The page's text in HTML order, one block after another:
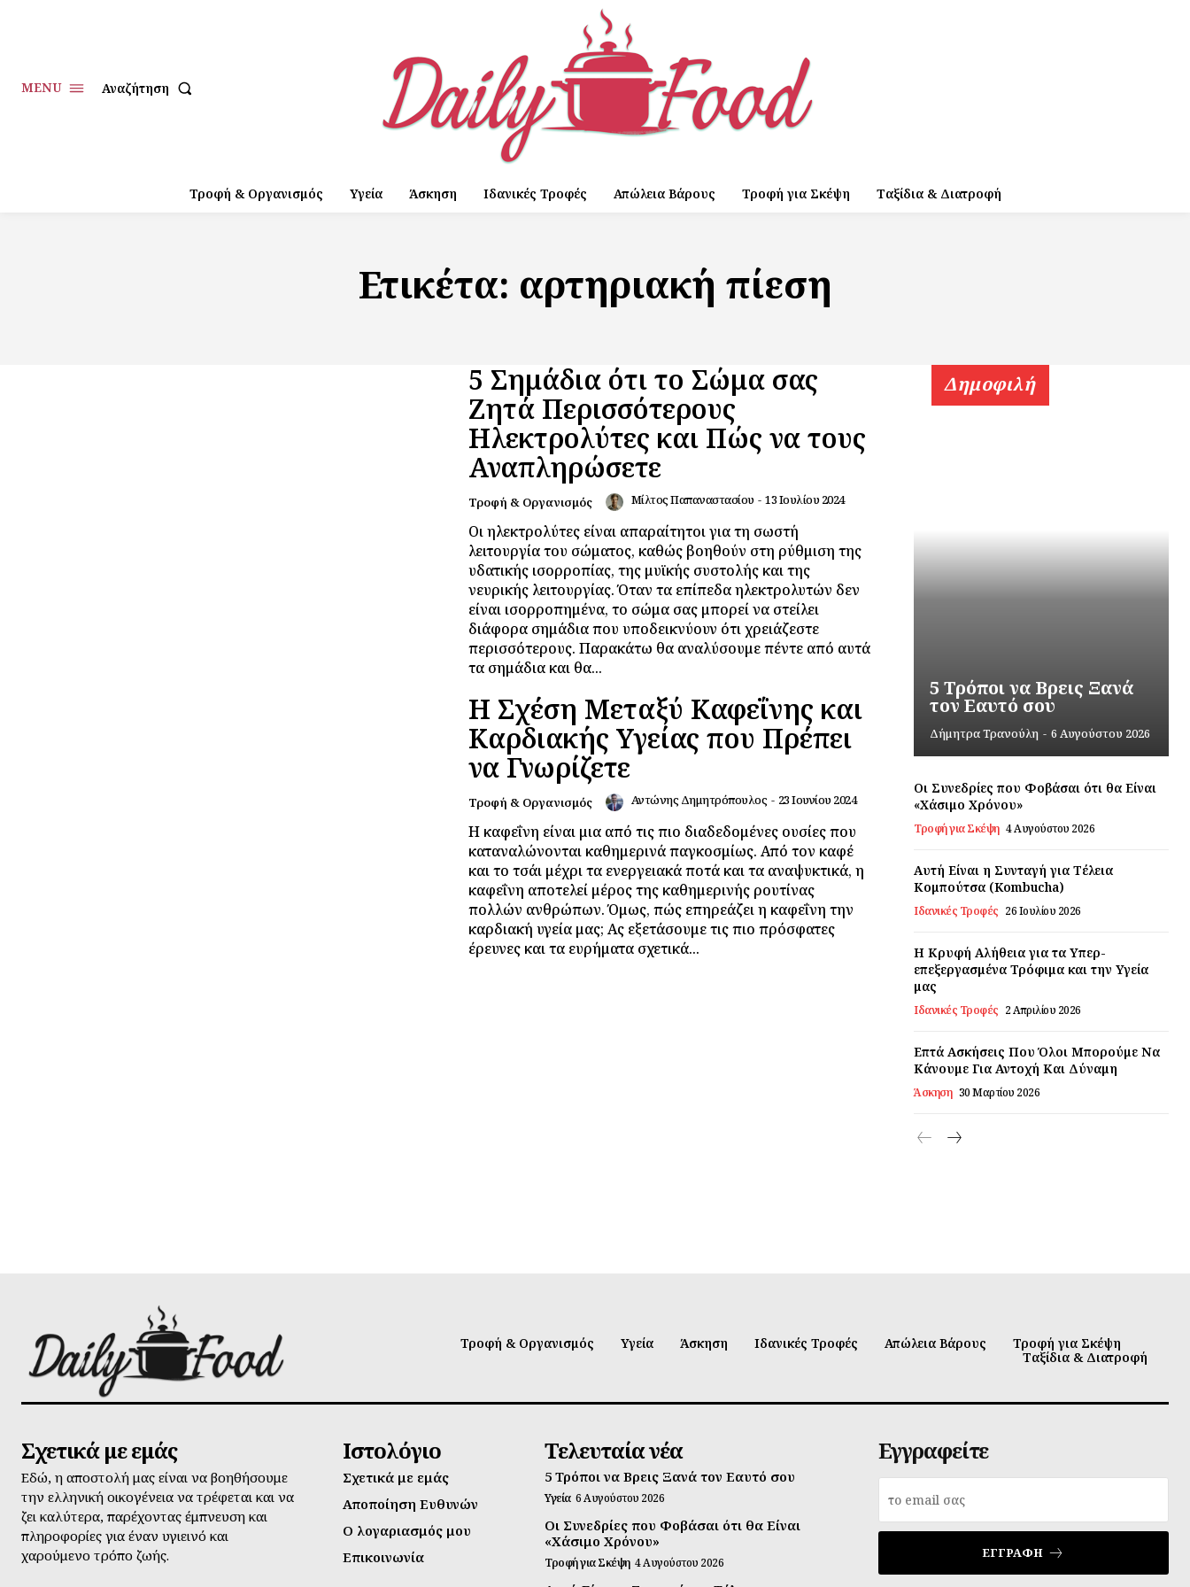
MENU Αναζήτηση
Τροφή & Οργανισμός Υγεία Άσκηση Ιδανικές Τροφές Απώλεια Βάρους Τροφή για Σκέψη Ταξίδια & Διατροφή
Ετικέτα: αρτηριακή πίεση
5 Σημάδια ότι το Σώμα σας
Ζητά Περισσότερους
Ηλεκτρολύτες και Πώς να τους
Αναπληρώσετε
Τροφή & Οργανισμός Μίλτος Παπαναστασίου - 13 Ιουλίου 2024
Οι ηλεκτρολύτες είναι απαραίτητοι για τη σωστή
λειτουργία του σώματος, καθώς βοηθούν στη ρύθμιση της
υδατικής ισορροπίας, της μυϊκής συστολής και της
νευρικής λειτουργίας. Όταν τα επίπεδα ηλεκτρολυτών δεν
είναι ισορροπημένα, το σώμα σας μπορεί να στείλει
διάφορα σημάδια που υποδεικνύουν ότι χρειάζεστε
περισσότερους. Παρακάτω θα αναλύσουμε πέντε από αυτά
τα σημάδια και θα...
Η Σχέση Μεταξύ Καφεΐνης και
Καρδιακής Υγείας που Πρέπει
να Γνωρίζετε
Τροφή & Οργανισμός Αντώνης Δημητρόπουλος - 23 Ιουνίου 2024
Η καφεΐνη είναι μια από τις πιο διαδεδομένες ουσίες που
καταναλώνονται καθημερινά παγκοσμίως. Από τον καφέ
και το τσάι μέχρι τα ενεργειακά ποτά και τα αναψυκτικά, η
καφεΐνη αποτελεί μέρος της καθημερινής ρουτίνας
πολλών ανθρώπων. Όμως, πώς επηρεάζει η καφεΐνη την
καρδιακή υγεία μας; Ας εξετάσουμε τις πιο πρόσφατες
έρευνες και τα ευρήματα σχετικά...
Δημοφιλή
5 Τρόποι να Βρεις Ξανά
τον Εαυτό σου
Δήμητρα Τρανούλη - 6 Αυγούστου 2026
Οι Συνεδρίες που Φοβάσαι ότι θα Είναι
«Χάσιμο Χρόνου»
Τροφή για Σκέψη 4 Αυγούστου 2026
Αυτή Είναι η Συνταγή για Τέλεια
Κομπούτσα (Kombucha)
Ιδανικές Τροφές 26 Ιουλίου 2026
Η Κρυφή Αλήθεια για τα Υπερ-
επεξεργασμένα Τρόφιμα και την Υγεία
μας
Ιδανικές Τροφές 2 Απριλίου 2026
Επτά Ασκήσεις Που Όλοι Μπορούμε Να
Κάνουμε Για Αντοχή Και Δύναμη
Άσκηση 30 Μαρτίου 2026
Τροφή & Οργανισμός Υγεία Άσκηση Ιδανικές Τροφές Απώλεια Βάρους
Τροφή για Σκέψη
Ταξίδια & Διατροφή
Σχετικά με εμάς
Εδώ, η αποστολή μας είναι να βοηθήσουμε
την ελληνική οικογένεια να τρέφεται και να
ζει καλύτερα, παρέχοντας έμπνευση και
πληροφορίες για έναν υγιεινό και
χαρούμενο τρόπο ζωής.
Ιστολόγιο
Σχετικά με εμάς
Αποποίηση Ευθυνών
Ο λογαριασμός μου
Επικοινωνία
Τελευταία νέα
5 Τρόποι να Βρεις Ξανά τον Εαυτό σου
Υγεία 6 Αυγούστου 2026
Οι Συνεδρίες που Φοβάσαι ότι θα Είναι
«Χάσιμο Χρόνου»
Τροφή για Σκέψη 4 Αυγούστου 2026
Εγγραφείτε
ΕΓΓΡΑΦΉ